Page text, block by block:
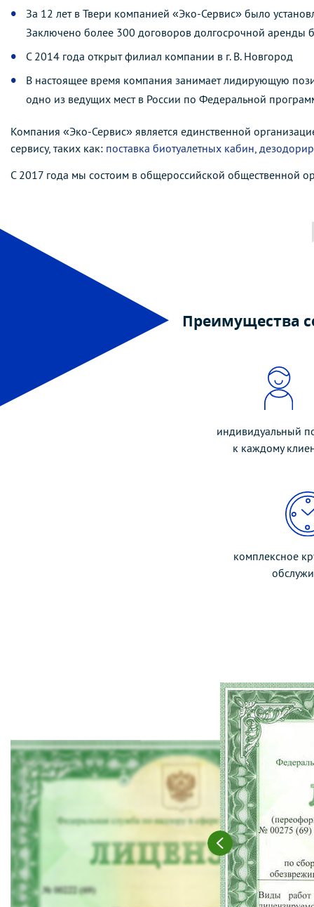
За 12 лет в Твери компанией «Эко-Сервис» было
Заключено более 300 договоров долгосрочной аренды
С 2014 года открыт филиал компании в г. В. Новгород
В настоящее время компания занимает лидирующую
одно из ведущих мест в России по Федеральной
Компания «Эко-Сервис» является единственной
сервису, таких как: поставка биотуалетных кабин,
C 2017 года мы состоим в общероссийской общественной
Преимущества
индивидуальный
к каждому
комплексное